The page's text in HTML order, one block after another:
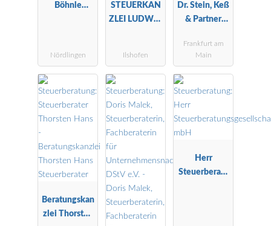
Böhnle
Nördlingen
STEUERKAN
ZLEI LUDWIG
Buchstelle
Ilshofen
Dr. Stein, Keß
& Partner
PartG mbB
Frankfurt am
Main
Beratungskan
zlei Thorsten
Herr
Steuerberatu